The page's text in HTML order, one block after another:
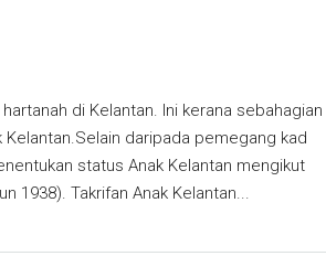
di Kelantan. Ini kerana sebahagian
daripada pemegang kad
status Anak Kelantan mengikut
1938). Takrifan Anak Kelantan...